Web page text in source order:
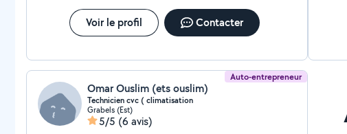
Voir le profil Contacter
Auto-entrepreneur
Omar Ouslim (ets ouslim)
Technicien cvc ( climatisation
Grabels (Est)
5/5 (6 avis)